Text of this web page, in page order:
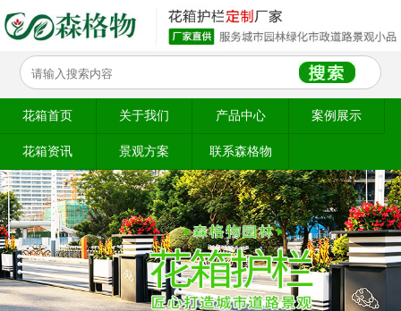
花箱首页 关于我们 产品中心 案例展示
花箱资讯 景观方案 联系森格物